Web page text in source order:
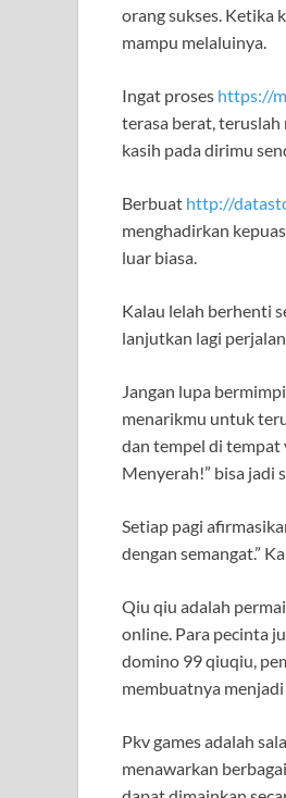
orang sukses. Ketika
mampu melaluinya.
Ingat proses https://
terasa berat, teruslah
kasih pada dirimu
Berbuat http://
menghadirkan
luar biasa.
Kalau lelah berhenti
lanjutkan lagi
Jangan lupa
menarikmu untuk
dan tempel di tempat
Menyerah!” bisa jadi
Setiap pagi
dengan semangat.”
Qiu qiu adalah
online. Para pecinta
domino 99 qiuqiu,
membuatnya
Pkv games adalah
menawarkan